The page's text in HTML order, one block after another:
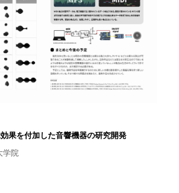
果を付加した音響機器の研究開発
学院